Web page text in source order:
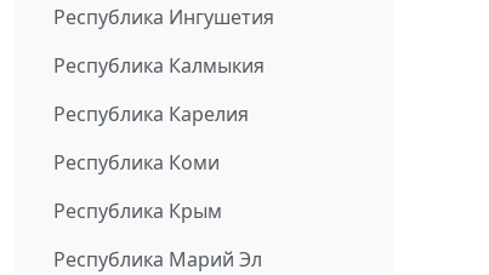
Республика Ингушетия
Республика Калмыкия
Республика Карелия
Республика Коми
Республика Крым
Республика Марий Эл